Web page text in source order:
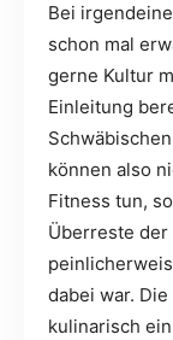
Bei
schon mal
gerne Kultur
Einleitung
können also
Fitness tun,
Überreste der
dabei war.
kulinarisch